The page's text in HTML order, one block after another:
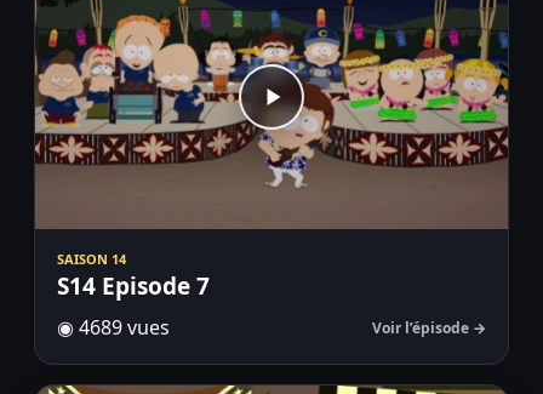
SAISON 14
S14 Episode 7
◉ 4689 vues Voir l’épisode →